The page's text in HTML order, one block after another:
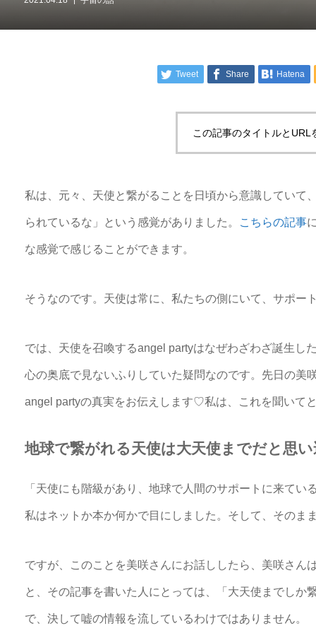
Tweet Share Hatena
この記事のタイトルとURL
私は、元々、天使と繋がることを日頃から意識していて
られているな」という感覚がありました。 こちらの記事
な感覚で感じることができます。
そうなのです。天使は常に、私たちの側にいて、サポー
では、天使を召喚するangel partyはなぜわざわざ誕生し
心の奥底で見ないふりしていた疑問なのです。先日の美
angel partyの真実をお伝えします♡私は、これを聞いて
地球で繋がれる天使は大天使までだと思
「天使にも階級があり、地球で人間のサポートに来て
私はネットか本か何かで目にしました。そして、そのま
ですが、このことを美咲さんにお話ししたら、美咲さん
と、その記事を書いた人にとっては、「大天使までしか
で、決して嘘の情報を流しているわけではありません。